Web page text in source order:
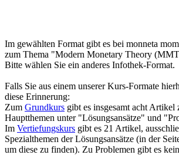
Im gewählten Format gibt es bei monneta
zum Thema "Modern Monetary Theory
Bitte wählen Sie ein anderes Infothek-Format.
Falls Sie aus einem unserer Kurs-Formate
diese Erinnerung:
Zum Grundkurs gibt es insgesamt acht
Hauptthemen unter "Lösungsansätze" und
Im Vertiefungskurs gibt es 21 Artikel,
Spezialthemen der Lösungsansätze (in der
um diese zu finden). Zu Problemen gibt es